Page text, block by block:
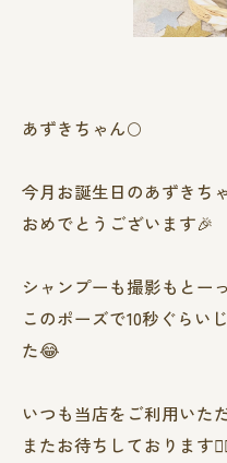
あずきちゃん🌕
今月お誕生日のあずきち
おめでとうございます🎉
シャンプーも撮影もとー
このポーズで10秒ぐらい
た😂
いつも当店をご利用いた
またお待ちしております